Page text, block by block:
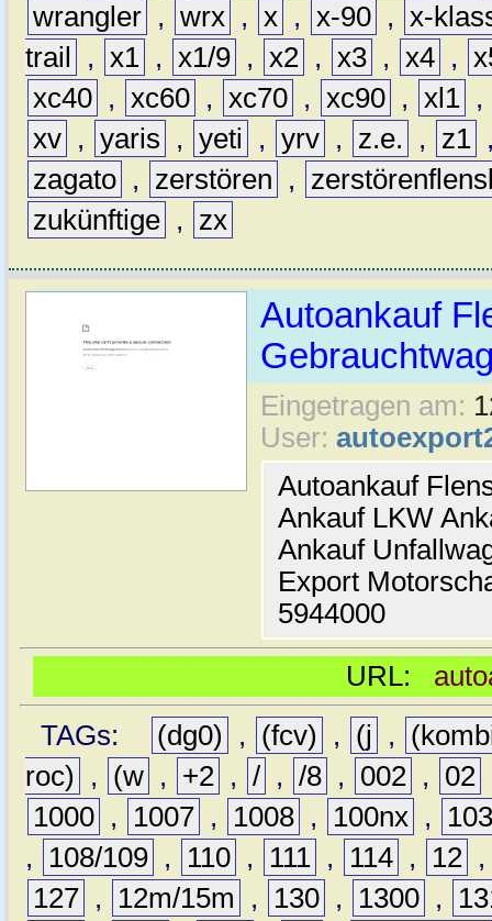
wrangler , wrx , x , x-90 , x-
trail
, x1 , x1/9 , x2 , x3 , x4 ,
xc40 , xc60 , xc70 , xc90 , xl1 ,
xv , yaris , yeti , yrv , z.e. , z1
zagato , zerstören ,
zukünftige , zx
Autoankauf
Eingetragen am:
User:
Autoankauf
Ankauf LKW
Ankauf
Export
5944000
URL:
TAGs:
(dg0) , (fcv) , (j ,
roc)
, (w , +2 , / , /8 , 002 , 02
1000 , 1007 , 1008 , 100nx ,
,
108/109 , 110 , 111 , 114 , 12
127 , 12m/15m , 130 , 1300 ,